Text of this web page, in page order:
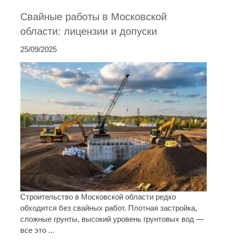
Свайные работы в Московской
области: лицензии и допуски
25/09/2025
Строительство в Московской области редко
обходится без свайных работ. Плотная застройка,
сложные грунты, высокий уровень грунтовых вод —
все это ...